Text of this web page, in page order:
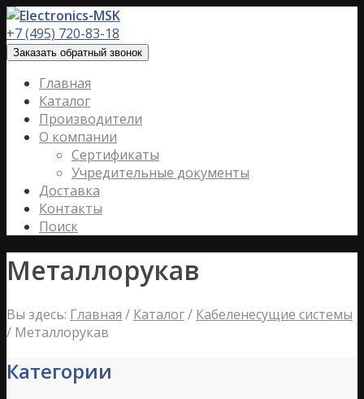
+7 (495) 720-83-18
Заказать обратный звонок
Главная
Каталог
Производители
О компании
Сертификаты
Учредительные документы
Доставка
Контакты
Поиск
Металлорукав
Вы здесь: Главная / Каталог/ Кабеленесущие системы
/ Металлорукав
Категории